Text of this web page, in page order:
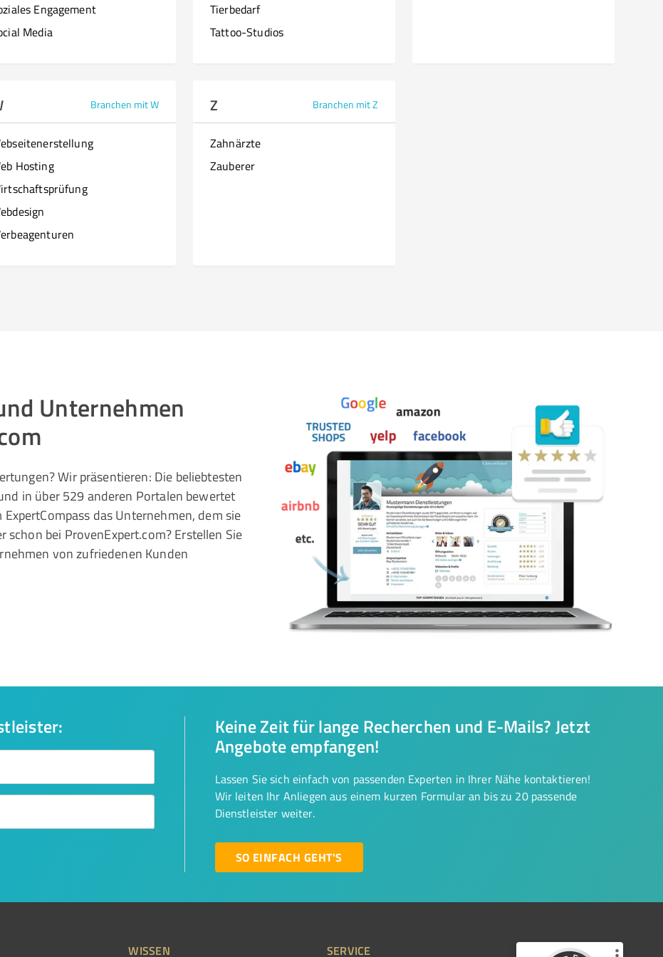
Engagement
Media
Tierbedarf
Tattoo-Studios
Branchen mit W
Hosting
Z Branchen mit Z
Zahnärzte
Zauberer
Unternehmen
Wir präsentieren: Die beliebtesten
in über 529 anderen Portalen bewertet
das Unternehmen, dem sie
bei ProvenExpert.com? Erstellen Sie
von zufriedenen Kunden
Keine Zeit für lange Recherchen und E-Mails? Jetzt
Angebote empfangen!
Lassen Sie sich einfach von passenden Experten in Ihrer Nähe kontaktieren!
Wir leiten Ihr Anliegen aus einem kurzen Formular an bis zu 20 passende
Dienstleister weiter.
SO EINFACH GEHT'S
WISSEN SERVICE